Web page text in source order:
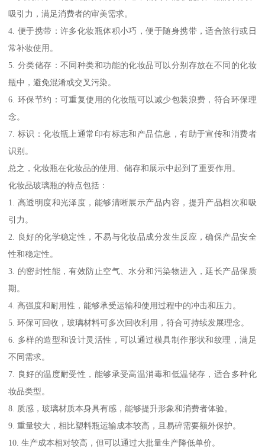
吸引力，满足消费者的审美需求。
4. 便于携带：许多化妆瓶体积小巧，便于随身携带，适合旅行或日
常补妆使用。
5. 分类储存：不同种类和功能的化妆品可以分别存放在不同的化妆
瓶中，避免混淆或交叉污染。
6. 环保节约：可重复使用的化妆瓶可以减少包装浪费，符合环保理
念。
7. 标识：化妆瓶上通常印有标志和产品信息，有助于宣传和消费者
识别。
总之，化妆瓶在化妆品的使用、储存和展示中起到了重要作用。
化妆品玻璃瓶的特点包括：
1. 高透明度和光泽度，能够清晰展示产品内容，提升产品档次和吸
引力。
2. 良好的化学稳定性，不易与化妆品成分发生反应，确保产品安全
性和稳定性。
3. 的密封性能，有效防止空气、水分和污染物进入，延长产品保质
期。
4. 高强度和耐用性，能够承受运输和使用过程中的冲击和压力。
5. 环保可回收，玻璃材料可多次回收利用，符合可持续发展理念。
6. 多样的造型和设计灵活性，可以通过模具制作形状和纹理，满足
不同需求。
7. 良好的温度耐受性，能够承受高温消毒和低温储存，适合多种化
妆品类型。
8. 质感，玻璃材质本身具有感，能够提升形象和消费者体验。
9. 重量较大，相比塑料瓶运输成本较高，且易碎需要额外保护。
10. 生产成本相对较高，但可以通过大批量生产降低单价。